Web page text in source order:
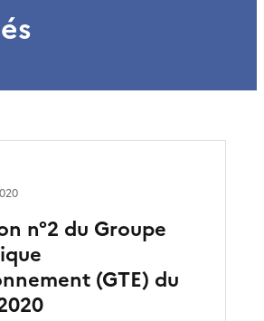
n°2 du Groupe
(GTE) du